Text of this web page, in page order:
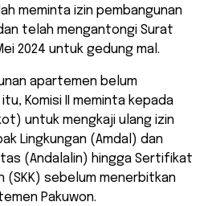
meminta izin pembangunan
telah mengantongi Surat
2024 untuk gedung mal.
apartemen belum
Komisi II meminta kepada
untuk mengkaji ulang izin
Lingkungan (Amdal) dan
(Andalalin) hingga Sertifikat
(SKK) sebelum menerbitkan
Pakuwon.